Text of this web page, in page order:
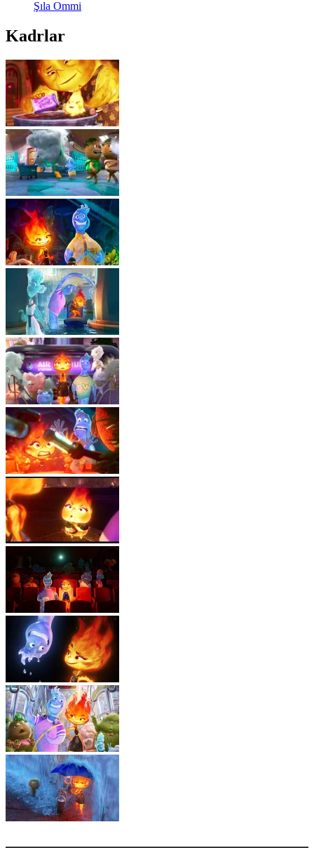
Şıla Ommi
Kadrlar